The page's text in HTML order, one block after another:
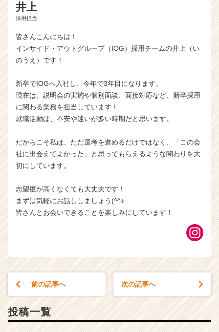
井上
採用担当
皆さんこんにちは！
インサイド・アウトグループ（IOG）採用チームの井上（い
のうえ）です！
新卒でIOGへ入社し、今年で3年目になります。
現在は、説明会の実施や個別面談、面接対応など、新卒採用
に関わる業務を担当しています！
就職活動は、不安や迷いが多い時期だと思います。
だからこそ私は、ただ選考を進めるだけではなく、「この会
社に出会えてよかった」と思ってもらえるような関わりを大
切にしています。
志望度が高くなくても大丈夫です！
まずは気軽にお話ししましょう(^^♪
皆さんとお会いできることを楽しみにしています！
前の記事へ 次の記事へ
投稿一覧